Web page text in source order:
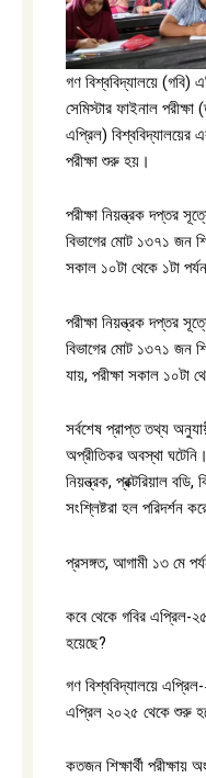
গণ বিশ্ববিদ্যালয়ে (গবি)
সেমিস্টার ফাইনাল
এপ্রিল) বিশ্ববিদ্যালয়ের
পরীক্ষা শুরু হয়।
পরীক্ষা নিয়ন্ত্রক দপ্তর
বিভাগের মোট ১৩৭১ জন
সকাল ১০টা থেকে ১টা
পরীক্ষা নিয়ন্ত্রক দপ্তর
বিভাগের মোট ১৩৭১ জন
যায়, পরীক্ষা সকাল ১০টা
সর্বশেষ প্রাপ্ত তথ্য
অপ্রীতিকর অবস্থা ঘটেনি।
নিয়ন্ত্রক, প্রক্টরিয়াল
সংশ্লিষ্টরা হল পরিদর্শন
প্রসঙ্গত, আগামী ১৩ মে
কবে থেকে গবির এপ্রিল-
হয়েছে?
গণ বিশ্ববিদ্যালয়ে
এপ্রিল ২০২৫ থেকে শুরু
কতজন শিক্ষার্থী পরীক্ষায়